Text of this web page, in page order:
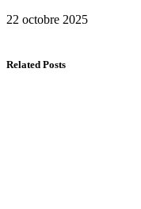
22 octobre 2025
Related Posts